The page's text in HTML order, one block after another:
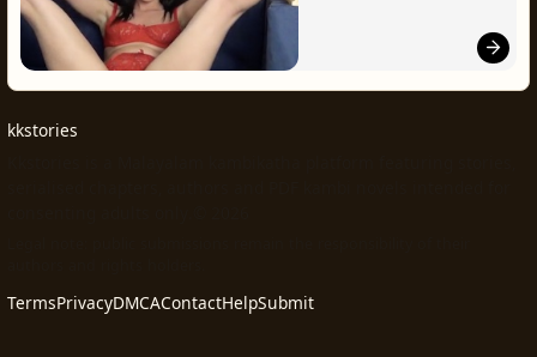
kkstories
TermsPrivacyDMCAContactHelpSubmit